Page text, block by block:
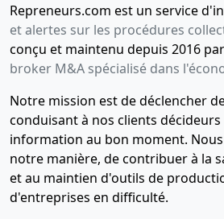
Repreneurs.com est un service
et alertes sur les procédures
conçu et maintenu depuis 2016
broker M&A spécialisé dans
Notre mission est de déclencher
conduisant à nos clients
information au bon moment.
notre manière, de contribuer à la
et au maintien d'outils de
d'entreprises en difficulté.